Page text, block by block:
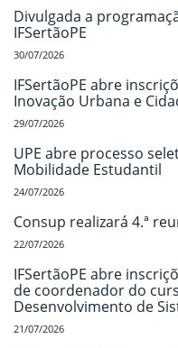
Divulgada a
IFSertãoPE
30/07/2026
IFSertãoPE abre
Inovação Urbana e
29/07/2026
UPE abre processo
Mobilidade Estudantil
24/07/2026
Consup realizará 4.ª
22/07/2026
IFSertãoPE abre
de coordenador do
Desenvolvimento de
21/07/2026